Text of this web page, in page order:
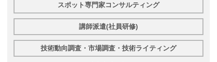
スポット専門家コンサルティング
講師派遣(社員研修)
技術動向調査・市場調査・技術ライティング